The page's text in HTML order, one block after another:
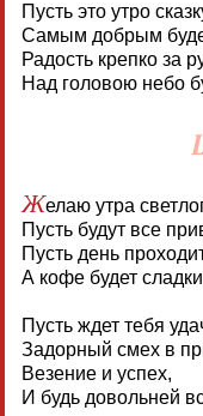
Пусть это утро
Самым добрым
Радость крепко за
Над головою небо
Желаю утра
Пусть будут все
Пусть день
А кофе будет
Пусть ждет тебя
Задорный смех в
Везение и успех,
И будь довольней